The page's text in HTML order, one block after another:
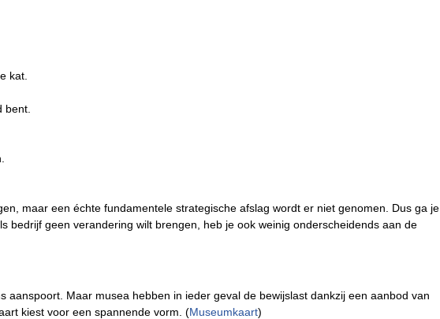
kat.
bent.
maar een échte fundamentele strategische afslag wordt er niet genomen. Dus ga je
bedrijf geen verandering wilt brengen, heb je ook weinig onderscheidends aan de
aanspoort. Maar musea hebben in ieder geval de bewijslast dankzij een aanbod van
kiest voor een spannende vorm. (Museumkaart)